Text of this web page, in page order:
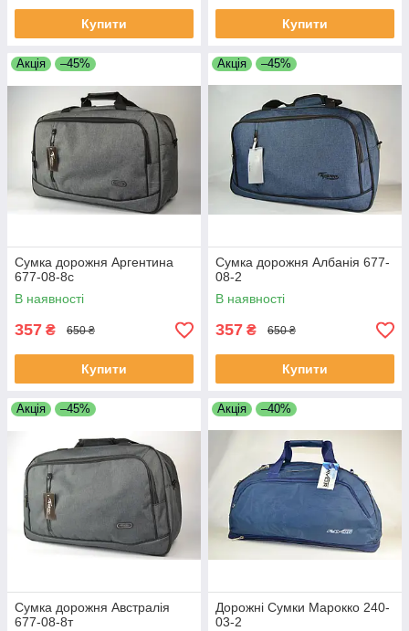
Купити Купити
Акція –45%
Сумка дорожня Аргентина
677-08-8с
В наявності
357 ₴ 650 ₴
Купити
Акція –45%
Сумка дорожня Албанія 677-
08-2
В наявності
357 ₴ 650 ₴
Купити
Акція –45%
Сумка дорожня Австралія
677-08-8т
Акція –40%
Дорожні Сумки Марокко 240-
03-2